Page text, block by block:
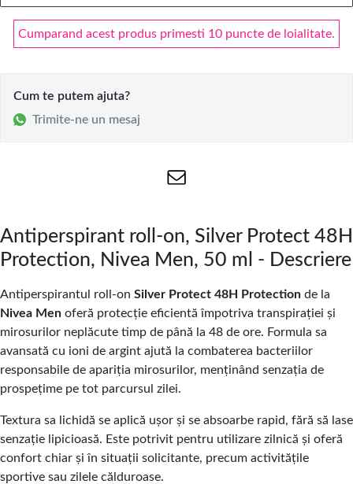
Cumparand acest produs primesti 10 puncte de loialitate.
Cum te putem ajuta?
Trimite-ne un mesaj
Antiperspirant roll-on, Silver Protect 48H
Protection, Nivea Men, 50 ml - Descriere
Antiperspirantul roll-on Silver Protect 48H Protection de la
Nivea Men oferă protecție eficientă împotriva transpirației și
mirosurilor neplăcute timp de până la 48 de ore. Formula sa
avansată cu ioni de argint ajută la combaterea bacteriilor
responsabile de apariția mirosurilor, menținând senzația de
prospețime pe tot parcursul zilei.
Textura sa lichidă se aplică ușor și se absoarbe rapid, fără să lase
senzație lipicioasă. Este potrivit pentru utilizare zilnică și oferă
confort chiar și în situații solicitante, precum activitățile
sportive sau zilele călduroase.